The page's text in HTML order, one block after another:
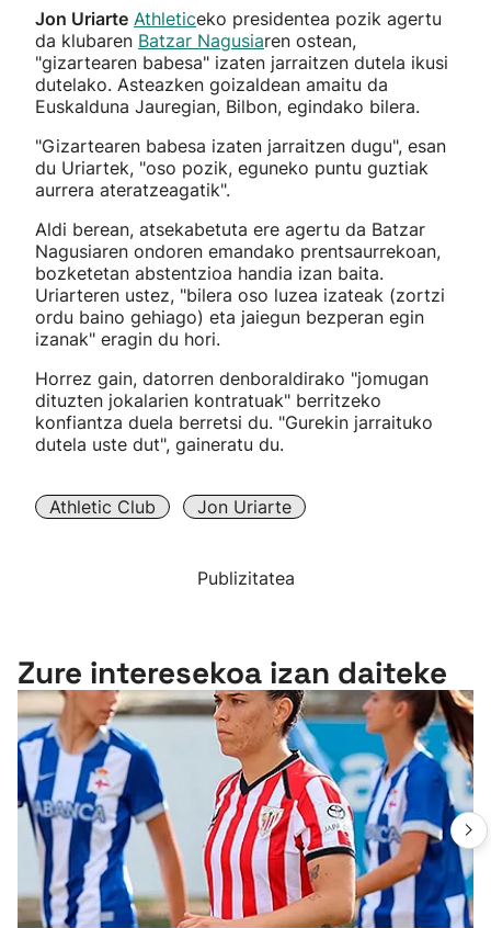
Jon Uriarte Athleticeko presidentea pozik agertu
da klubaren Batzar Nagusiaren ostean,
"gizartearen babesa" izaten jarraitzen dutela ikusi
dutelako. Asteazken goizaldean amaitu da
Euskalduna Jauregian, Bilbon, egindako bilera.
"Gizartearen babesa izaten jarraitzen dugu", esan
du Uriartek, "oso pozik, eguneko puntu guztiak
aurrera ateratzeagatik".
Aldi berean, atsekabetuta ere agertu da Batzar
Nagusiaren ondoren emandako prentsaurrekoan,
bozketetan abstentzioa handia izan baita.
Uriarteren ustez, "bilera oso luzea izateak (zortzi
ordu baino gehiago) eta jaiegun bezperan egin
izanak" eragin du hori.
Horrez gain, datorren denboraldirako "jomugan
dituzten jokalarien kontratuak" berritzeko
konfiantza duela berretsi du. "Gurekin jarraituko
dutela uste dut", gaineratu du.
Athletic Club Jon Uriarte
Publizitatea
Zure interesekoa izan daiteke